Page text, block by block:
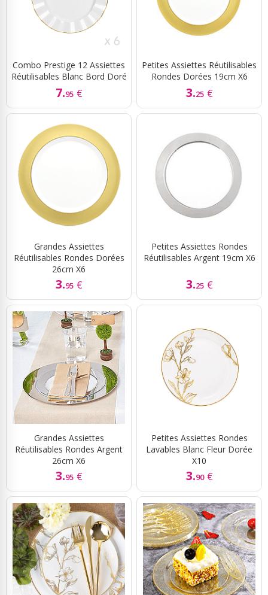
Combo Prestige 12 Assiettes
Réutilisables Blanc Bord Doré
7.95 €
Petites Assiettes Réutilisables
Rondes Dorées 19cm X6
3.25 €
Grandes Assiettes
Réutilisables Rondes Dorées
26cm X6
3.95 €
Petites Assiettes Rondes
Réutilisables Argent 19cm X6
3.25 €
Grandes Assiettes
Réutilisables Rondes Argent
26cm X6
3.95 €
Petites Assiettes Rondes
Lavables Blanc Fleur Dorée
X10
3.90 €